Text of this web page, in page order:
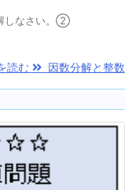
しなさい。②
読む 因数分解と整数